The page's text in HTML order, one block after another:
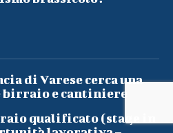
di Varese cerca una
e cantiniere
qualificato (stage in